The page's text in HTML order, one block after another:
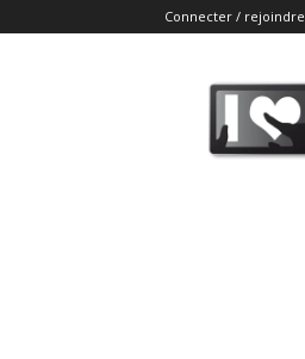
Connecter / rejoindre